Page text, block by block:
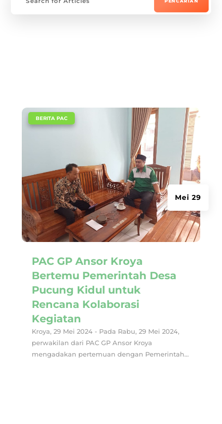
PAC GP Ansor Kroya
Bertemu Pemerintah Desa
Pucung Kidul untuk
Rencana Kolaborasi
Kegiatan
Mei 29
BERITA PAC
Kroya, 29 Mei 2024 - Pada Rabu, 29 Mei 2024,
perwakilan dari PAC GP Ansor Kroya
mengadakan pertemuan dengan Pemerintah...